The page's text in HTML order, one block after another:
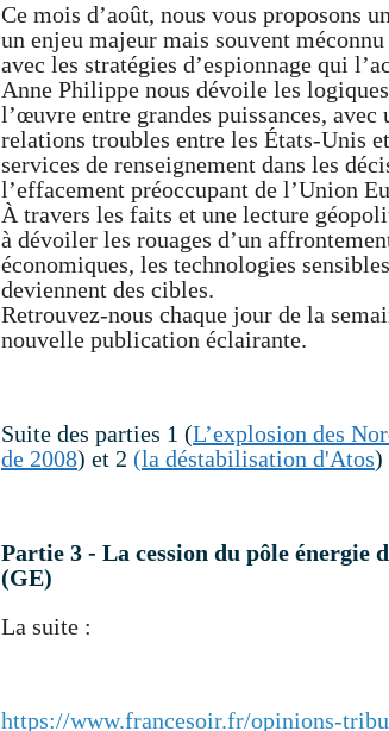
Ce mois d’août, nous vous proposons
un enjeu majeur mais souvent
avec les stratégies d’espionnage qui
Anne Philippe nous dévoile les
l’œuvre entre grandes puissances,
relations troubles entre les États-Unis
services de renseignement dans les
l’effacement préoccupant de l’Union
À travers les faits et une lecture
à dévoiler les rouages d’un
économiques, les technologies
deviennent des cibles.
Retrouvez-nous chaque jour de la
nouvelle publication éclairante.
Suite des parties 1 (L’explosion des
de 2008) et 2 (la déstabilisation d'Atos)
Partie 3 - La cession du pôle énergie
(GE)
La suite :
https://www.francesoir.fr/opinions-